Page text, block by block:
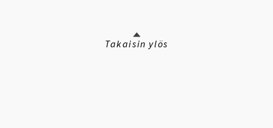
Takaisin ylös